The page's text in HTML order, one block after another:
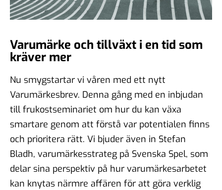
Varumärke och tillväxt i en tid som
kräver mer
Nu smygstartar vi våren med ett nytt
Varumärkesbrev. Denna gång med en inbjudan
till frukostseminariet om hur du kan växa
smartare genom att förstå var potentialen finns
och prioritera rätt. Vi bjuder även in Stefan
Bladh, varumärkesstrateg på Svenska Spel, som
delar sina perspektiv på hur varumärkesarbetet
kan knytas närmre affären för att göra verklig